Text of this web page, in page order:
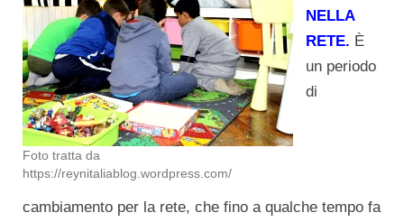
Foto tratta da
https://reynitaliablog.wordpress.com/
NELLA
RETE. È
un periodo
di
cambiamento per la rete, che fino a qualche tempo fa